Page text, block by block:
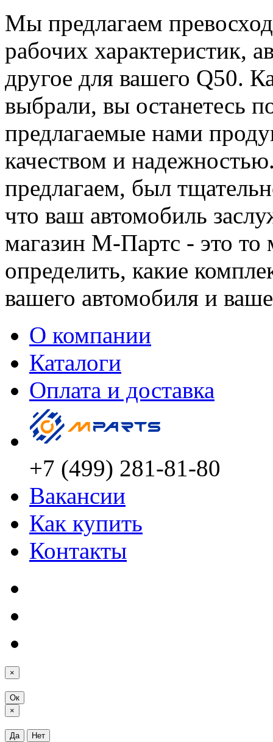
Мы предлагаем
рабочих характеристик,
другое для вашего Q50.
выбрали, вы останетесь
предлагаемые нами
качеством и
предлагаем, был
что ваш автомобиль
магазин М-Партс - это
определить, какие
вашего автомобиля и
О компании
Каталоги
Оплата и доставка
+7 (499) 281-81-80
Вакансии
Как купить
Контакты
×
Ок
×
Да
Нет